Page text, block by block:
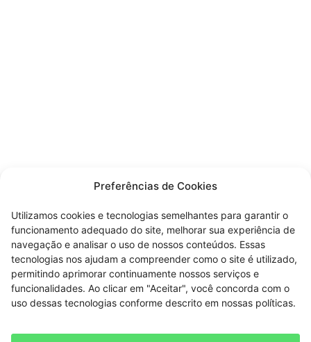
Preferências de Cookies
Utilizamos cookies e tecnologias semelhantes para garantir o
funcionamento adequado do site, melhorar sua experiência de
navegação e analisar o uso de nossos conteúdos. Essas
tecnologias nos ajudam a compreender como o site é utilizado,
permitindo aprimorar continuamente nossos serviços e
funcionalidades. Ao clicar em "Aceitar", você concorda com o
uso dessas tecnologias conforme descrito em nossas políticas.